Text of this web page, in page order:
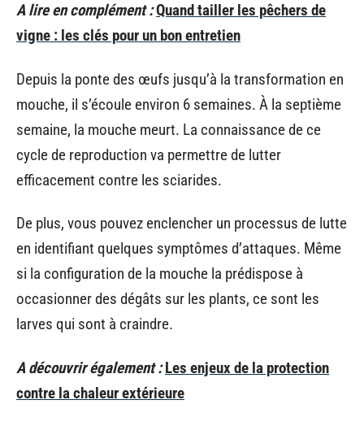
A lire en complément :Quand tailler les pêchers de
vigne : les clés pour un bon entretien
Depuis la ponte des œufs jusqu’à la transformation en
mouche, il s’écoule environ 6 semaines. À la septième
semaine, la mouche meurt. La connaissance de ce
cycle de reproduction va permettre de lutter
efficacement contre les sciarides.
De plus, vous pouvez enclencher un processus de lutte
en identifiant quelques symptômes d’attaques. Même
si la configuration de la mouche la prédispose à
occasionner des dégâts sur les plants, ce sont les
larves qui sont à craindre.
A découvrir également : Les enjeux de la protection
contre la chaleur extérieure